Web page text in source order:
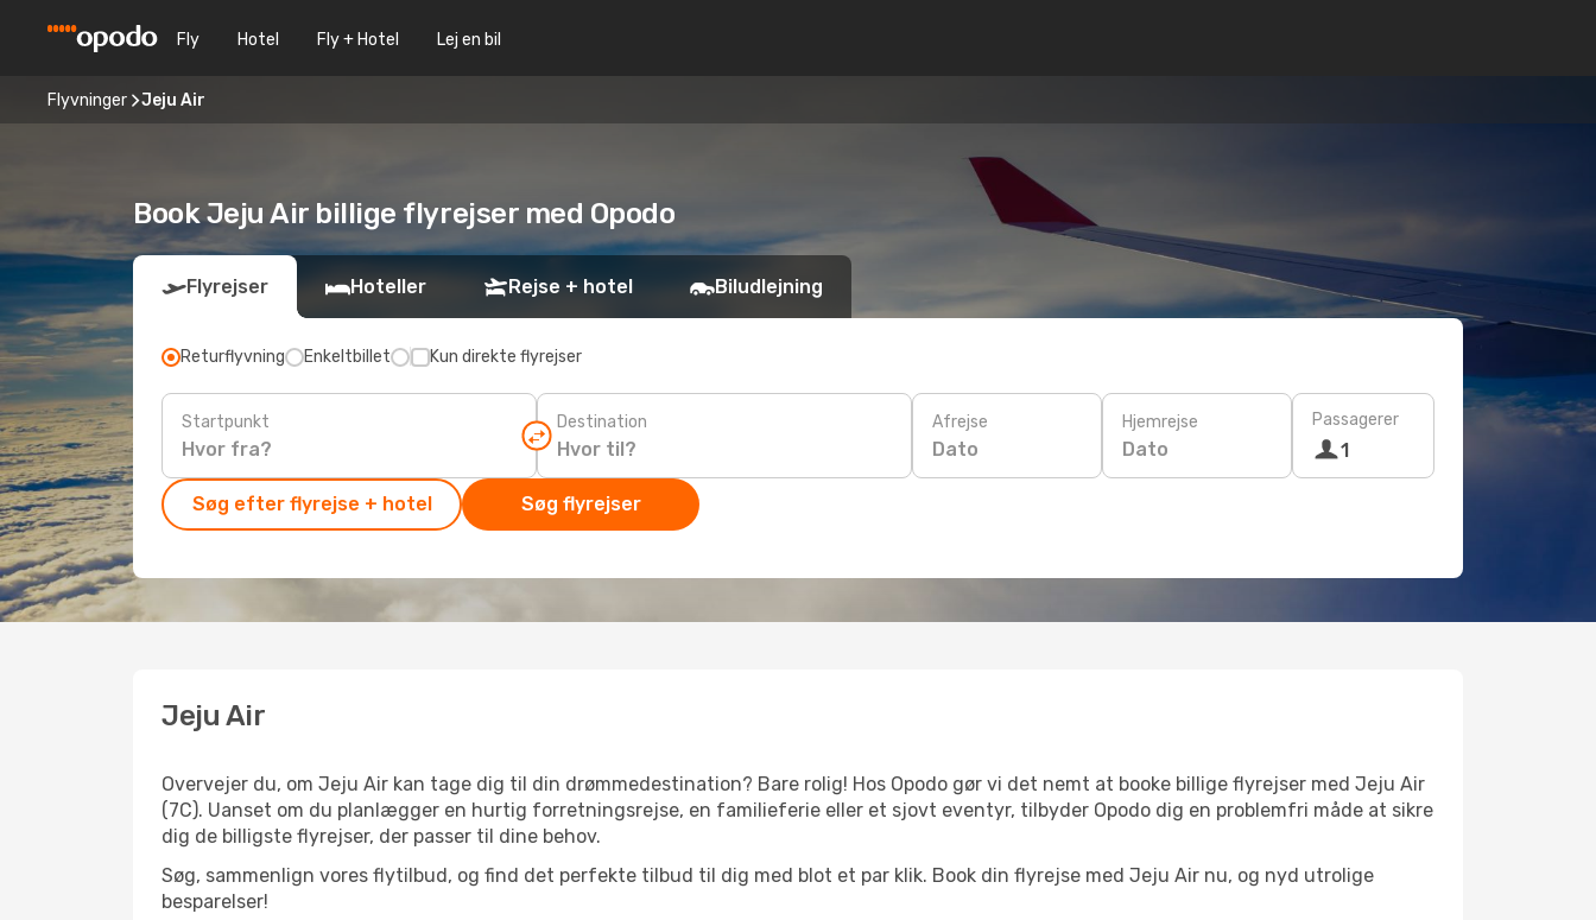
Fly Hotel Fly + Hotel Lej en bil
Flyvninger Jeju Air
Book Jeju Air billige flyrejser med Opodo
Flyrejser Hoteller Rejse + hotel Biludlejning
Returflyvning Enkeltbillet Kun direkte flyrejser
Startpunkt Destination Afrejse
Dato
Hjemrejse
Dato
Passagerer
1
Søg efter flyrejse + hotel Søg flyrejser
Jeju Air
Overvejer du, om Jeju Air kan tage dig til din drømmedestination? Bare rolig! Hos Opodo gør vi det nemt at booke billige flyrejser med Jeju Air
(7C). Uanset om du planlægger en hurtig forretningsrejse, en familieferie eller et sjovt eventyr, tilbyder Opodo dig en problemfri måde at sikre
dig de billigste flyrejser, der passer til dine behov.
Søg, sammenlign vores flytilbud, og find det perfekte tilbud til dig med blot et par klik. Book din flyrejse med Jeju Air nu, og nyd utrolige
besparelser!